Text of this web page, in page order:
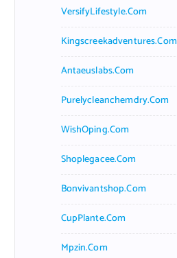
VersifyLifestyle.com
Kingscreekadventures.com
Antaeuslabs.com
Purelycleanchemdry.com
WishOping.com
Shoplegacee.com
Bonvivantshop.com
CupPlante.com
Mpzin.com